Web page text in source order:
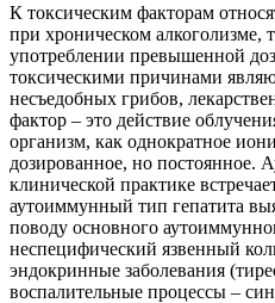
К токсическим факторам
при хроническом алкоголизме,
употреблении превышенной
токсическими причинами
несъедобных грибов,
фактор – это действие
организм, как однократное
дозированное, но постоянное.
клинической практике
аутоиммунный тип гепатита
поводу основного
неспецифический язвенный
эндокринные заболевания
воспалительные процессы –